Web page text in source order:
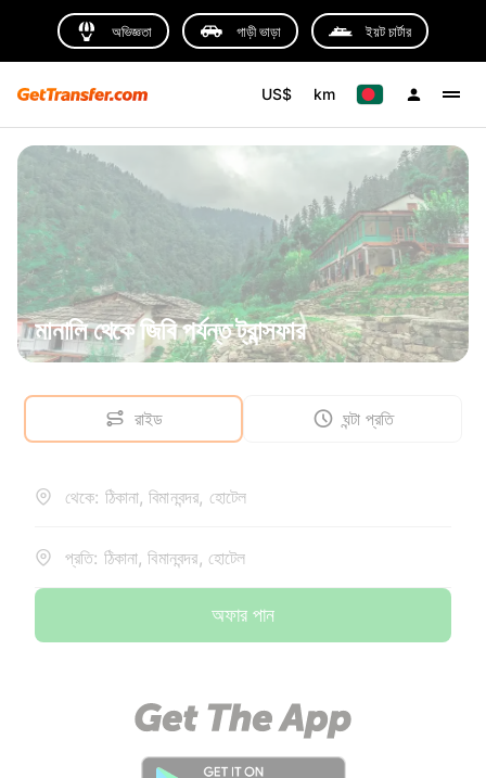
অভিজ্ঞতা গাড়ী ভাড়া ইয়ট চার্টার
US$ km
মানালি থেকে জিবি পর্যন্ত ট্রান্সফার
রাইড ঘন্টা প্রতি
থেকে: ঠিকানা, বিমানবন্দর, হোটেল
প্রতি: ঠিকানা, বিমানবন্দর, হোটেল
অফার পান